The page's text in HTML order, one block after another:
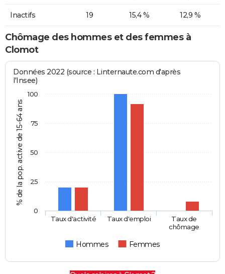
Inactifs 19 15,4 % 12,9 %
Chômage des hommes et des femmes à
Clomot
% de la pop. active de 15-64 ans
Données 2022 (source : Linternaute.com d'après
l'Insee)
Hommes Femmes
Taux d'activité Taux d'emploi
Taux de
chômage
0
25
50
75
100